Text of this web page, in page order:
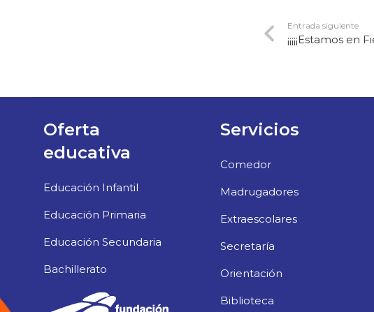
Entrada siguiente
¡¡¡¡¡Estamos en
Oferta
educativa
Educación Infantil
Educación Primaria
Educación Secundaria
Bachillerato
Servicios
Comedor
Madrugadores
Extraescolares
Secretaría
Orientación
Biblioteca